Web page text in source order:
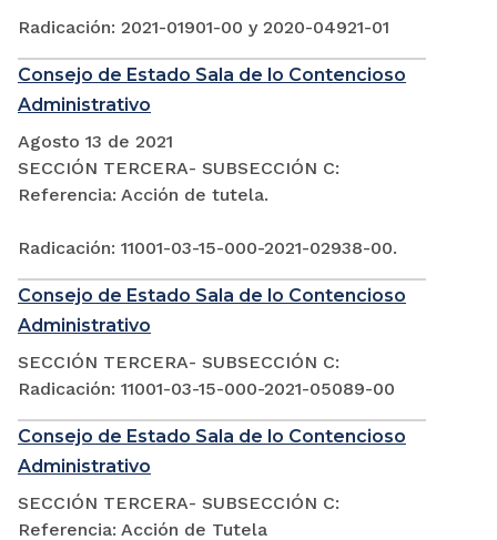
Radicación: 2021-01901-00 y 2020-04921-01
Consejo de Estado Sala de lo Contencioso
Administrativo
Agosto 13 de 2021
SECCIÓN TERCERA- SUBSECCIÓN C:
Referencia: Acción de tutela.
Radicación: 11001-03-15-000-2021-02938-00.
Consejo de Estado Sala de lo Contencioso
Administrativo
SECCIÓN TERCERA- SUBSECCIÓN C:
Radicación: 11001-03-15-000-2021-05089-00
Consejo de Estado Sala de lo Contencioso
Administrativo
SECCIÓN TERCERA- SUBSECCIÓN C:
Referencia: Acción de Tutela